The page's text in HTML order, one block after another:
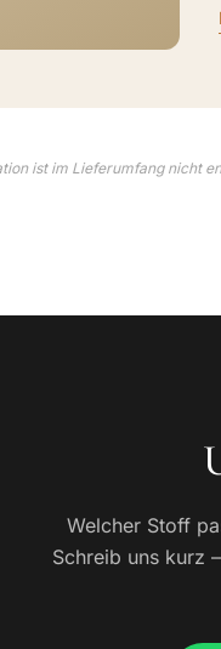
ist im Lieferumfang nicht
Welcher Stoff
Schreib uns kurz